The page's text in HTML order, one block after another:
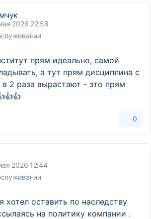
2026 22:58
прям идеально, самой
а тут прям дисциплина с
2 раза вырастают - это прям
0
2026 12:44
оставить по наследству
на политику компании .